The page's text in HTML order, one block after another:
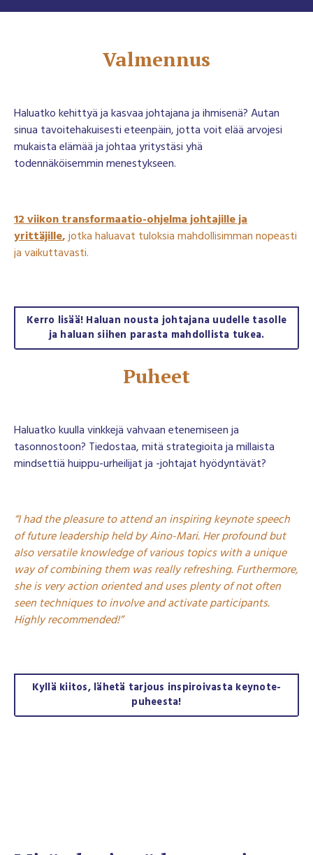
Valmennus
Haluatko kehittyä ja kasvaa johtajana ja ihmisenä? Autan
sinua tavoitehakuisesti eteenpäin, jotta voit elää arvojesi
mukaista elämää ja johtaa yritystäsi yhä
todennäköisemmin menestykseen.
12 viikon transformaatio-ohjelma johtajille ja
yrittäjille,jotka haluavat tuloksia mahdollisimman nopeasti
ja vaikuttavasti.
Kerro lisää! Haluan nousta johtajana uudelle tasolle
ja haluan siihen parasta mahdollista tukea.
Puheet
Haluatko kuulla vinkkejä vahvaan etenemiseen ja
tasonnostoon? Tiedostaa, mitä strategioita ja millaista
mindsettiä huippu-urheilijat ja -johtajat hyödyntävät?
“I had the pleasure to attend an inspiring keynote speech
of future leadership held by Aino-Mari. Her profound but
also versatile knowledge of various topics with a unique
way of combining them was really refreshing. Furthermore,
she is very action oriented and uses plenty of not often
seen techniques to involve and activate participants.
Highly recommended!”
Kyllä kiitos, lähetä tarjous inspiroivasta keynote-
puheesta!